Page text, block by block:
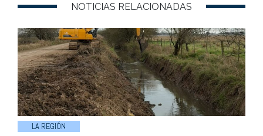
NOTICIAS RELACIONADAS
LA REGIÓN